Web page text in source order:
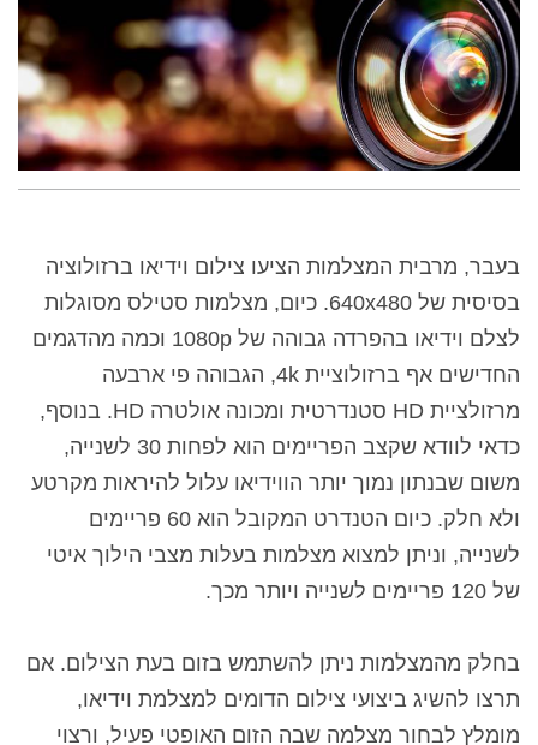
בעבר, מרבית המצלמות הציעו צילום וידיאו ברזולוציה
בסיסית של 640x480. כיום, מצלמות סטילס מסוגלות
לצלם וידיאו בהפרדה גבוהה של 1080p וכמה מהדגמים
החדישים אף ברזולוציית 4k, הגבוהה פי ארבעה
מרזולציית HD סטנדרטית ומכונה אולטרה HD. בנוסף,
כדאי לוודא שקצב הפריימים הוא לפחות 30 לשנייה,
משום שבנתון נמוך יותר הווידיאו עלול להיראות מקרטע
ולא חלק. כיום הטנדרט המקובל הוא 60 פריימים
לשנייה, וניתן למצוא מצלמות בעלות מצבי הילוך איטי
של 120 פריימים לשנייה ויותר מכך.
בחלק מהמצלמות ניתן להשתמש בזום בעת הצילום. אם
תרצו להשיג ביצועי צילום הדומים למצלמת וידיאו,
מומלץ לבחור מצלמה שבה הזום האופטי פעיל, ורצוי